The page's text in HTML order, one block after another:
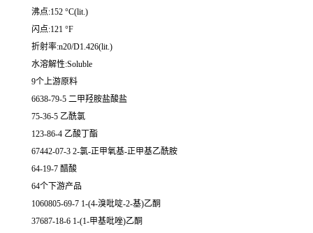
沸点:152 °C(lit.)
闪点:121 °F
折射率:n20/D1.426(lit.)
水溶解性:Soluble
9个上游原料
6638-79-5 二甲羟胺盐酸盐
75-36-5 乙酰氯
123-86-4 乙酸丁酯
67442-07-3 2-氯-正甲氧基-正甲基乙酰胺
64-19-7 醋酸
64个下游产品
1060805-69-7 1-(4-溴吡啶-2-基)乙酮
37687-18-6 1-(1-甲基吡唑)乙酮